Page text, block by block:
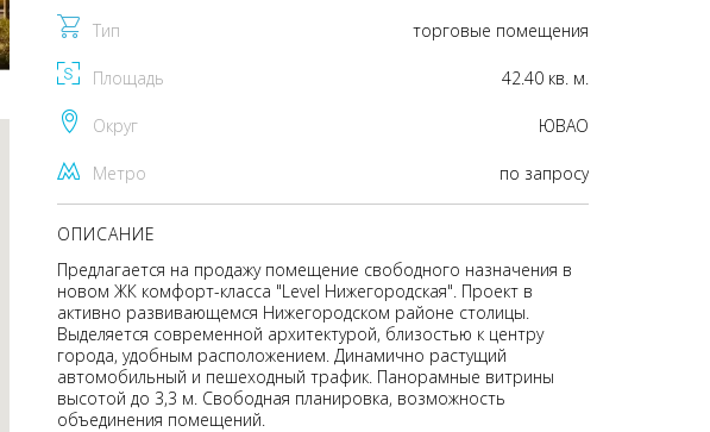
Тип торговые помещения
Площадь 42.40 кв. м.
Округ ЮВАО
Метро по запросу
ОПИСАНИЕ
Предлагается на продажу помещение свободного назначения в
новом ЖК комфорт-класса "Level Нижегородская". Проект в
активно развивающемся Нижегородском районе столицы.
Выделяется современной архитектурой, близостью к центру
города, удобным расположением. Динамично растущий
автомобильный и пешеходный трафик. Панорамные витрины
высотой до 3,3 м. Свободная планировка, возможность
объединения помещений.